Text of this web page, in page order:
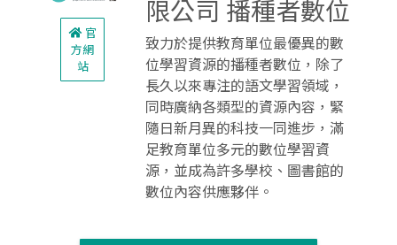
官
方網
站
限公司 播種者數位
致力於提供教育單位最優異的數
位學習資源的播種者數位，除了
長久以來專注的語文學習領域，
同時廣納各類型的資源內容，緊
隨日新月異的科技一同進步，滿
足教育單位多元的數位學習資
源，並成為許多學校、圖書館的
數位內容供應夥伴。